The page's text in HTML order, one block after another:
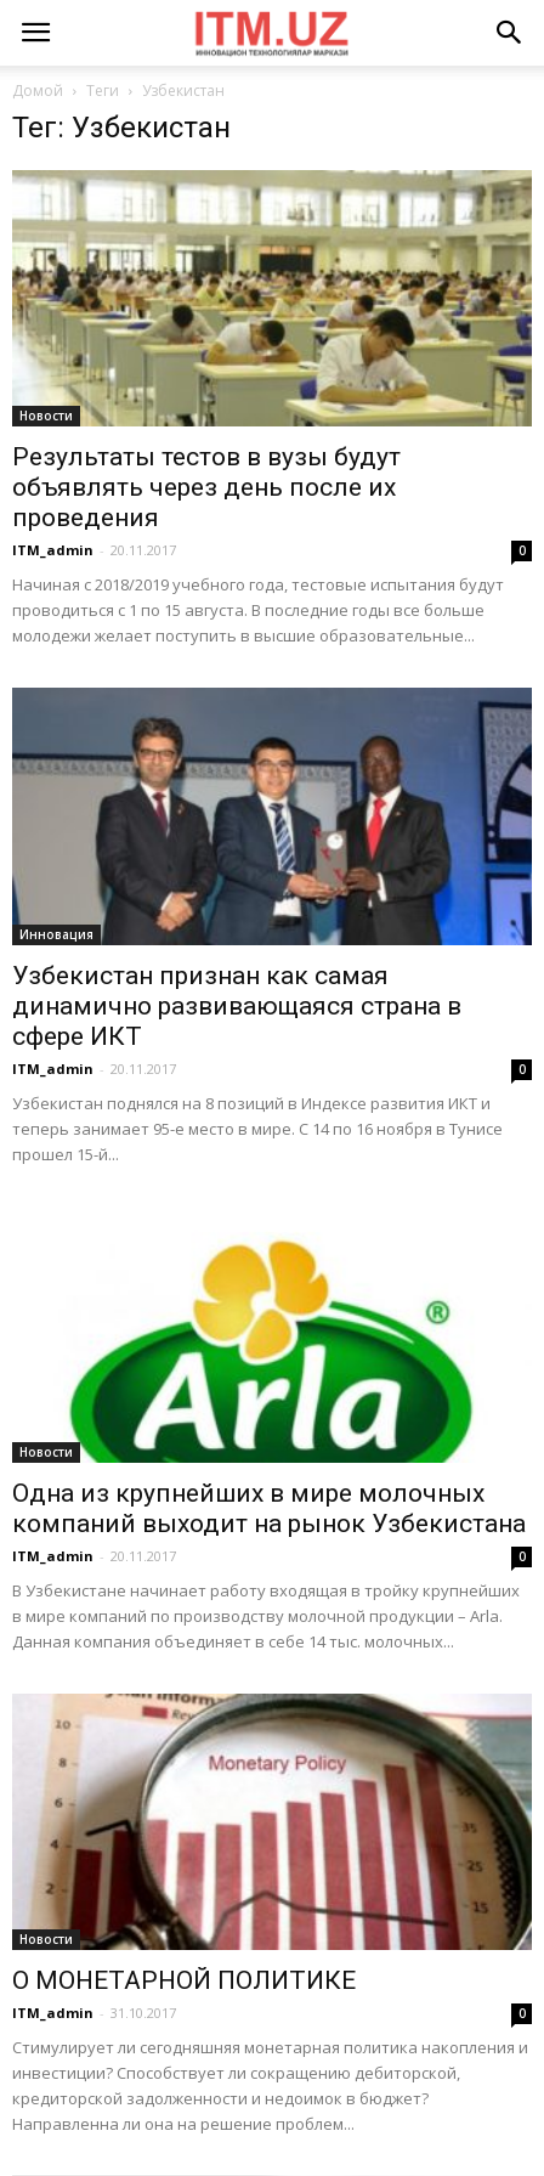
Домой Теги Узбекистан
Тег: Узбекистан
Новости
Результаты тестов в вузы будут
объявлять через день после их
проведения
ITM_admin - 20.11.2017 0
Начиная с 2018/2019 учебного года, тестовые испытания будут
проводиться с 1 по 15 августа. В последние годы все больше
молодежи желает поступить в высшие образовательные...
Инновация
Узбекистан признан как самая
динамично развивающаяся страна в
сфере ИКТ
ITM_admin - 20.11.2017 0
Узбекистан поднялся на 8 позиций в Индексе развития ИКТ и
теперь занимает 95-е место в мире. С 14 по 16 ноября в Тунисе
прошел 15-й...
Новости
Одна из крупнейших в мире молочных
компаний выходит на рынок Узбекистана
ITM_admin - 20.11.2017 0
В Узбекистане начинает работу входящая в тройку крупнейших
в мире компаний по производству молочной продукции – Arla.
Данная компания объединяет в себе 14 тыс. молочных...
Новости
О МОНЕТАРНОЙ ПОЛИТИКЕ
ITM_admin - 31.10.2017 0
Стимулирует ли сегодняшняя монетарная политика накопления и
инвестиции? Способствует ли сокращению дебиторской,
кредиторской задолженности и недоимок в бюджет?
Направленна ли она на решение проблем...